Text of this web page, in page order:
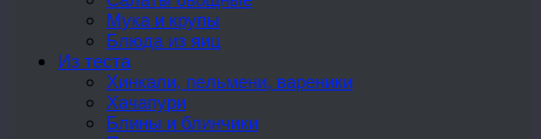
Мука и крупы
Блюда из яиц
Из теста
Хинкали, пельмени, вареники
Хачапури
Блины и блинчики